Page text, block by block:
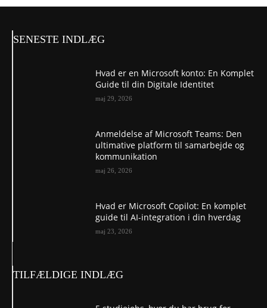
SENESTE INDLÆG
Hvad er en Microsoft konto: En Komplet
Guide til din Digitale Identitet
maj 29, 2026
Anmeldelse af Microsoft Teams: Den
ultimative platform til samarbejde og
kommunikation
maj 26, 2026
Hvad er Microsoft Copilot: En komplet
guide til AI-integration i din hverdag
maj 23, 2026
TILFÆLDIGE INDLÆG